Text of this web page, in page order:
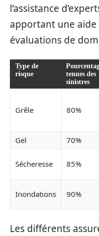
l’assistance
apportant une aide
évaluations de
Type de
risque
tenues des
sinistres
Grêle 80%
Gel
70%
Sécheresse 85%
Inondations 90%
Les différents